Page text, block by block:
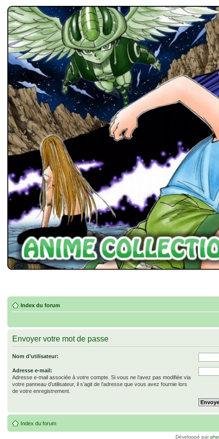
Index du forum
Envoyer votre mot de passe
Nom d’utilisateur:
Adresse e-mail:
Adresse e-mail associée à votre compte. Si vous ne l’avez pas modifiée via
votre panneau d’utilisateur, il s’agit de l’adresse que vous avez fournie lors
de votre enregistrement.
Index du forum
Développé par